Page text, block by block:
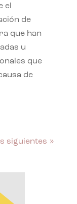
el
de
que han
u
que
de
siguientes »